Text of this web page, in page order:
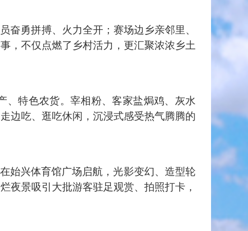
奋勇拼搏、火力全开；赛场边乡亲邻里、
，不仅点燃了乡村活力，更汇聚浓浓乡土
特色农货。宰相粉、客家盐焗鸡、灰水
边吃、逛吃休闲，沉浸式感受热气腾腾的
兴体育馆广场启航，光影变幻、造型轮
夜景吸引大批游客驻足观赏、拍照打卡，